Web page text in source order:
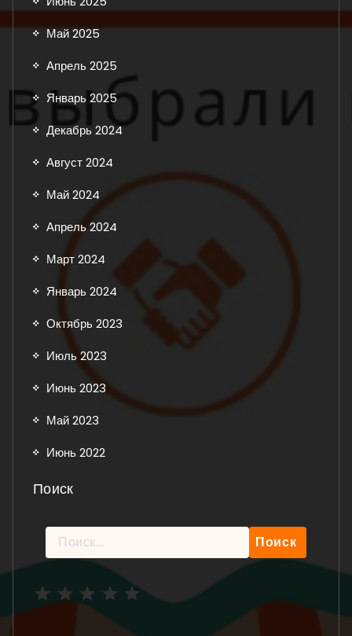
Май 2025
Апрель 2025
Январь 2025
Декабрь 2024
Август 2024
Май 2024
Апрель 2024
Март 2024
Январь 2024
Октябрь 2023
Июль 2023
Июнь 2023
Май 2023
Июнь 2022
Поиск
Найти: